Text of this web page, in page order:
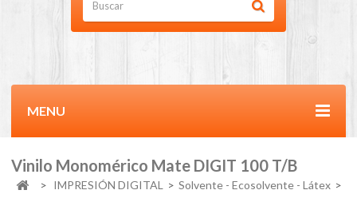
MENU
Vinilo Monomérico Mate DIGIT 100 T/B
> IMPRESIÓN DIGITAL > Solvente - Ecosolvente - Látex >